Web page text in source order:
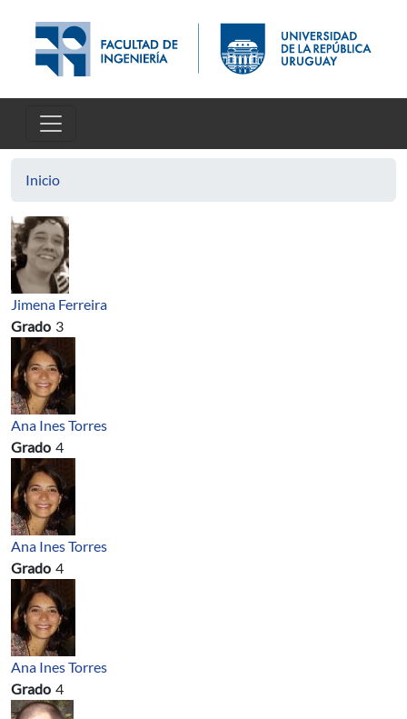
Inicio
Jimena Ferreira
Grado 3
Ana Ines Torres
Grado 4
Ana Ines Torres
Grado 4
Ana Ines Torres
Grado 4